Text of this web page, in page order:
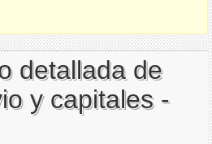
detallada de
y capitales -